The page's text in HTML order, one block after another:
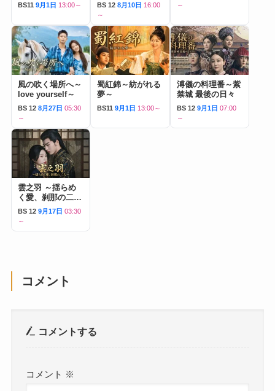
BS11 9月1日 13:00～ BS 12 8月10日 16:00
～
～
風の吹く場所へ～
love yourself～
BS 12 8月27日 05:30
～
蜀紅錦～紡がれる
夢～
BS11 9月1日 13:00～
溥儀の料理番～紫
禁城 最後の日々
BS 12 9月1日 07:00
～
雲之羽 ～揺らめ
く愛、刹那の二人
～
BS 12 9月17日 03:30
～
コメント
コメントする
コメント ※